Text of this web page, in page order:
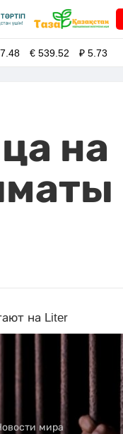
€539.52 ₽5.73
на
на Liter
мира